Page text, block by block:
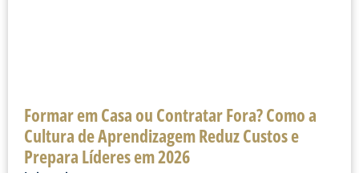
Formar em Casa ou Contratar Fora? Como a
Cultura de Aprendizagem Reduz Custos e
Prepara Líderes em 2026